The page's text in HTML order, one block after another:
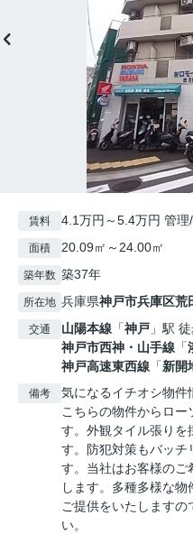
賃料 4.1万円～5.4万円 管理
面積 20.09㎡～24.00㎡
築年数 築37年
所在地 兵庫県神戸市兵庫区荒
交通 山陽本線 「神戸 」駅
神戸市西神・山手線 「
神戸高速東西線 「新開
備考
気になるイチオシ物件
こちらの物件からロ
す。外観タイル張りを
す。防犯対策もバッチ
す。当社はお客様のご
します。多種多様な
ご提供をいたしますの
い。